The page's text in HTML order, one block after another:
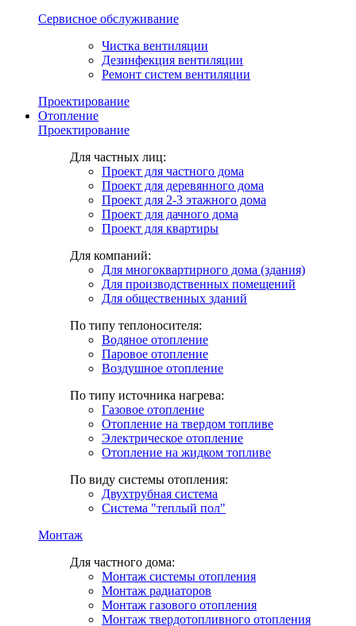
Сервисное обслуживание
Чистка вентиляции
Дезинфекция вентиляции
Ремонт систем вентиляции
Проектирование
Отопление
Проектирование
Для частных лиц:
Проект для частного дома
Проект для деревянного дома
Проект для 2-3 этажного дома
Проект для дачного дома
Проект для квартиры
Для компаний:
Для многоквартирного дома (здания)
Для производственных помещений
Для общественных зданий
По типу теплоносителя:
Водяное отопление
Паровое отопление
Воздушное отопление
По типу источника нагрева:
Газовое отопление
Отопление на твердом топливе
Электрическое отопление
Отопление на жидком топливе
По виду системы отопления:
Двухтрубная система
Система "теплый пол"
Монтаж
Для частного дома:
Монтаж системы отопления
Монтаж радиаторов
Монтаж газового отопления
Монтаж твердотопливного отопления